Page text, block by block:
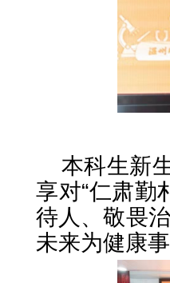
本科生新
享对“仁肃勤
待人、敬畏
未来为健康